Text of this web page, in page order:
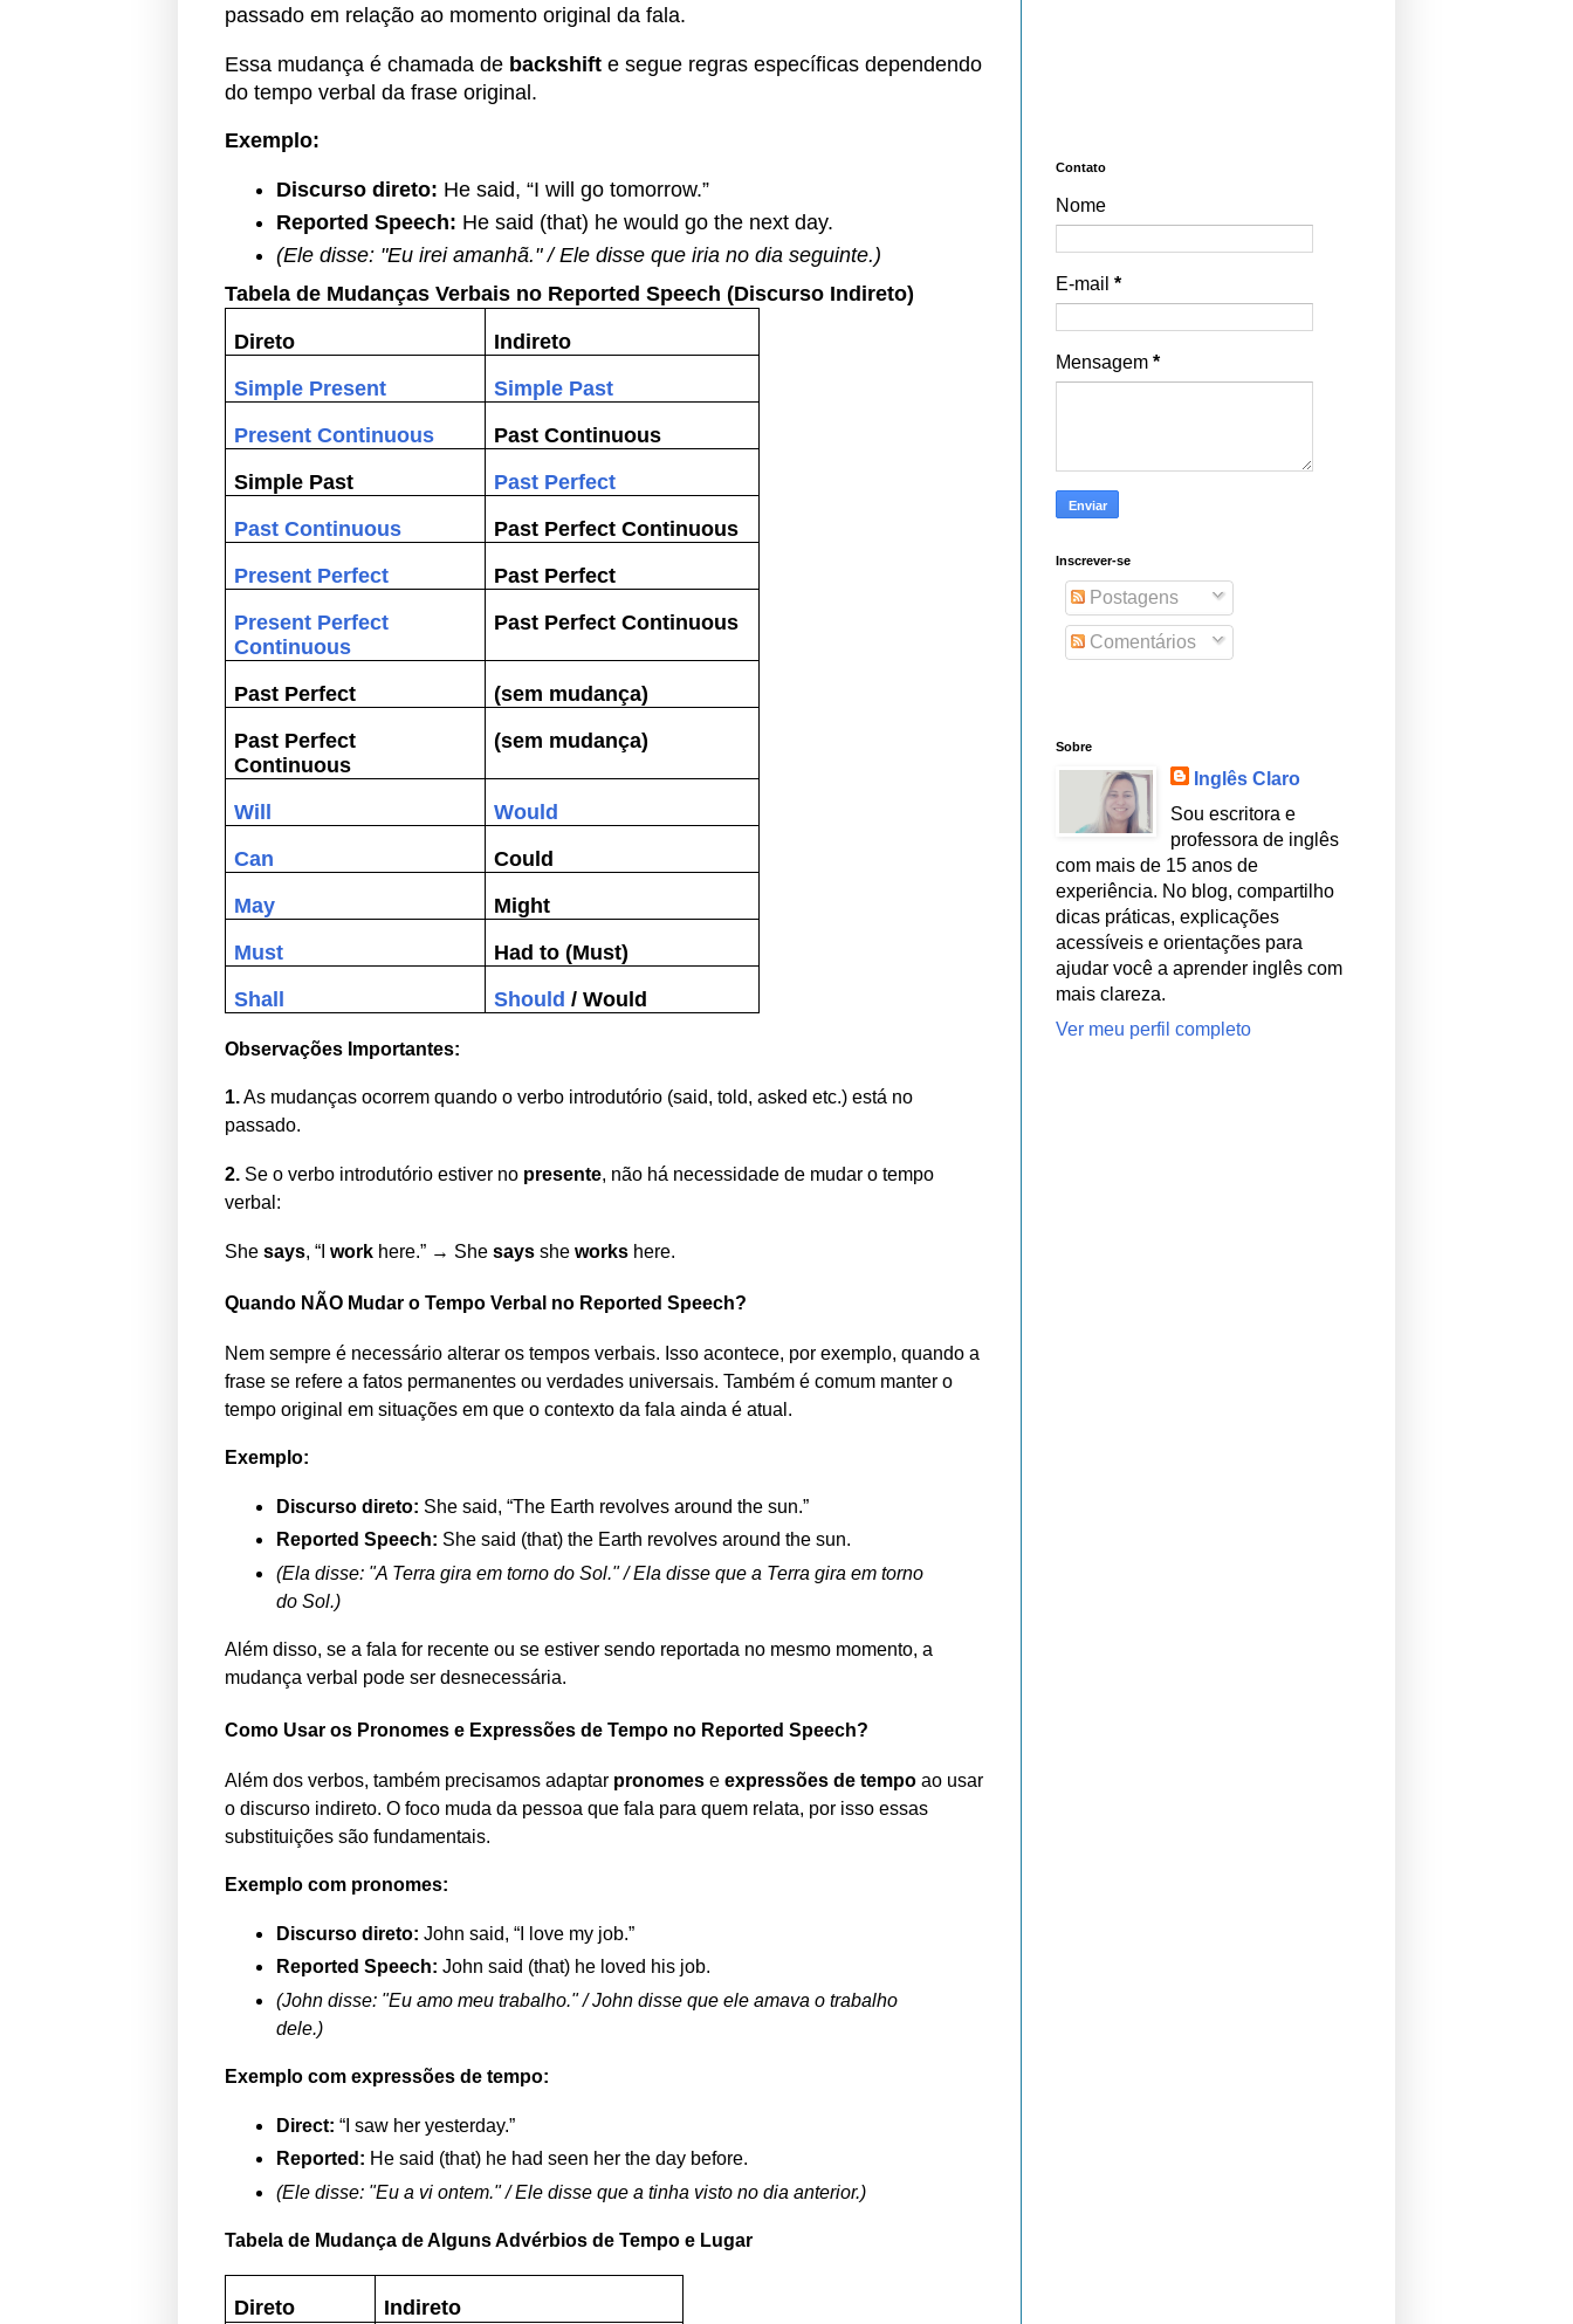
passado em relação ao momento original da fala.
Essa mudança é chamada de backshift e segue regras específicas dependendo
do tempo verbal da frase original.
Exemplo:
Discurso direto: He said, “I will go tomorrow.”
Reported Speech: He said (that) he would go the next day.
(Ele disse: "Eu irei amanhã." / Ele disse que iria no dia seguinte.)
Tabela de Mudanças Verbais no Reported Speech (Discurso Indireto)
Direto
Indireto
Simple Present
Simple Past
Present Continuous
Past Continuous
Simple Past
Past Perfect
Past Continuous
Past Perfect Continuous
Present Perfect
Past Perfect
Present Perfect
Continuous
Past Perfect Continuous
Past Perfect
(sem mudança)
Past Perfect
Continuous
(sem mudança)
Will
Would
Can
Could
May
Might
Must
Had to (Must)
Shall
Should / Would
Observações Importantes:
1.As mudanças ocorrem quando o verbo introdutório (said, told, asked etc.) está no
passado.
2. Se o verbo introdutório estiver no presente, não há necessidade de mudar o tempo
verbal:
She says, “I work here.” → She says she works here.
Quando NÃO Mudar o Tempo Verbal no Reported Speech?
Nem sempre é necessário alterar os tempos verbais. Isso acontece, por exemplo, quando a
frase se refere a fatos permanentes ou verdades universais. Também é comum manter o
tempo original em situações em que o contexto da fala ainda é atual.
Exemplo:
Discurso direto: She said, “The Earth revolves around the sun.”
Reported Speech: She said (that) the Earth revolves around the sun.
(Ela disse: "A Terra gira em torno do Sol." / Ela disse que a Terra gira em torno
do Sol.)
Além disso, se a fala for recente ou se estiver sendo reportada no mesmo momento, a
mudança verbal pode ser desnecessária.
Como Usar os Pronomes e Expressões de Tempo no Reported Speech?
Além dos verbos, também precisamos adaptar pronomes e expressões de tempo ao usar
o discurso indireto. O foco muda da pessoa que fala para quem relata, por isso essas
substituições são fundamentais.
Exemplo com pronomes:
Discurso direto: John said, “I love my job.”
Reported Speech: John said (that) he loved his job.
(John disse: "Eu amo meu trabalho." / John disse que ele amava o trabalho
dele.)
Exemplo com expressões de tempo:
Direct: “I saw her yesterday.”
Reported: He said (that) he had seen her the day before.
(Ele disse: "Eu a vi ontem." / Ele disse que a tinha visto no dia anterior.)
Tabela de Mudança de Alguns Advérbios de Tempo e Lugar
Direto Indireto
Contato
Nome
E-mail *
Mensagem *
Inscrever-se
Postagens
Comentários
Sobre
Inglês Claro
Sou escritora e
professora de inglês
com mais de 15 anos de
experiência. No blog, compartilho
dicas práticas, explicações
acessíveis e orientações para
ajudar você a aprender inglês com
mais clareza.
Ver meu perfil completo